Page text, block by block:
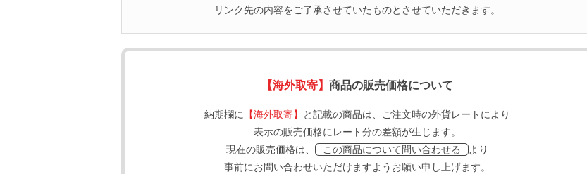
リンク先の内容をご了承させていたものとさせていただきます。
【海外取寄】 商品の販売価格について
納期欄に 【海外取寄】
と記載の商品は、ご注文時の外貨レートにより
表示の販売価格にレート分の差額が生じます。
現在の販売価格は、
この商品について問い合わせる
より
事前にお問い合わせいただけますようお願い申し上げます。